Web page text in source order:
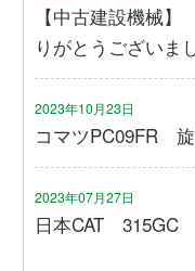
【中古建設機械
りがとうございま
2023年10月23日
コマツPC09FR
2023年07月27日
日本CAT 315GC